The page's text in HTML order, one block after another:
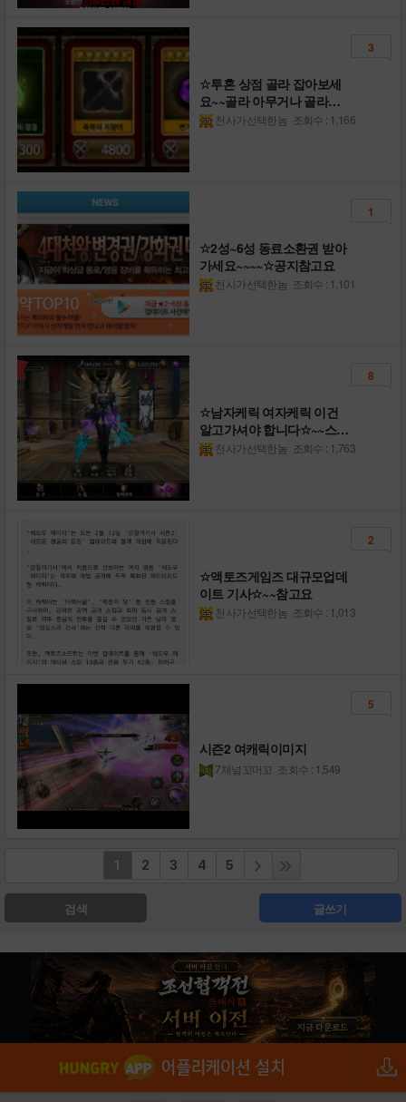
☆투혼 상점 골라 잡아보세
요~~골라 아무거나 골라요
☆ 천사가선택한놈 조회수 : 1,166
3
☆2성~6성 동료소환권 받아
가세요~~~~☆공지참고요
천사가선택한놈 조회수 : 1,101
1
☆남자케릭 여자케릭 이건
알고가셔야 합니다☆~~스샷
참고천사가선택한놈 조회수 : 1,763
8
☆액토즈게임즈 대규모업데
이트 기사☆~~참고요
천사가선택한놈 조회수 : 1,013
2
시즌2 여캐릭이미지
7채널꼬머꼬 조회수 : 1,549
5
1 2 3 4 5
검색 글쓰기